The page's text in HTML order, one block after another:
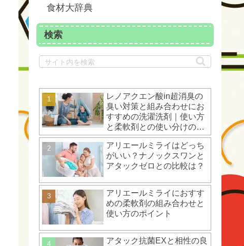
食材大辞典
検索
レノアクエン酸in超消臭の
臭い対策と組み合わせにお
すすめの洗濯洗剤｜使い方
と柔軟剤との使い分けのコ
ツ
アリエールミライはどっち
がいい？ナノックスワンと
アタックゼロとの比較は？
アリエールミライにおすす
めの柔軟剤の組み合わせと
使い方のポイント
アタック抗菌EXと相性の良